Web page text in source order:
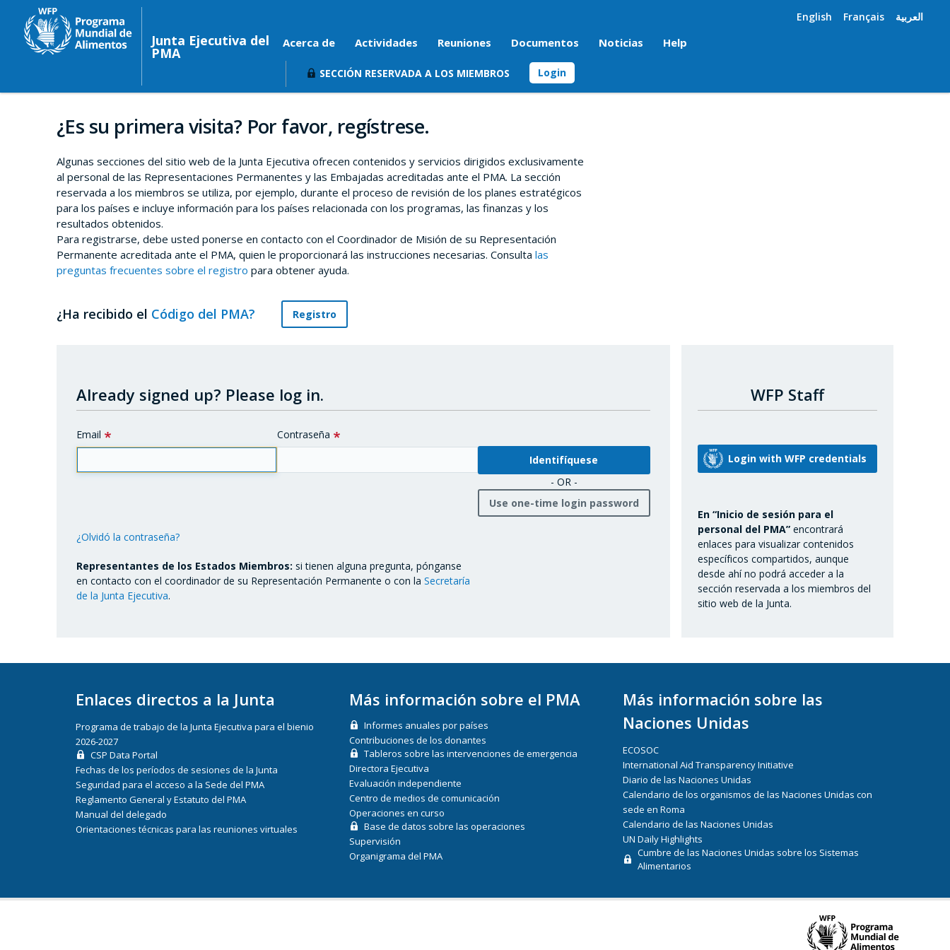
Junta Ejecutiva del
PMA
English Français العربية
Acerca de Actividades Reuniones Documentos Noticias Help
SECCIÓN RESERVADA A LOS MIEMBROS Login
¿Es su primera visita? Por favor, regístrese.
Algunas secciones del sitio web de la Junta Ejecutiva ofrecen contenidos y servicios dirigidos exclusivamente
al personal de las Representaciones Permanentes y las Embajadas acreditadas ante el PMA. La sección
reservada a los miembros se utiliza, por ejemplo, durante el proceso de revisión de los planes estratégicos
para los países e incluye información para los países relacionada con los programas, las finanzas y los
resultados obtenidos.
Para registrarse, debe usted ponerse en contacto con el Coordinador de Misión de su Representación
Permanente acreditada ante el PMA, quien le proporcionará las instrucciones necesarias. Consulta las
preguntas frecuentes sobre el registro para obtener ayuda.
¿Ha recibido el Código del PMA? Registro
WFP Staff
En “Inicio de sesión para el
personal del PMA” encontrará
enlaces para visualizar contenidos
específicos compartidos, aunque
desde ahí no podrá acceder a la
sección reservada a los miembros del
sitio web de la Junta.
Already signed up? Please log in.
Email Contraseña
- OR -
Use one-time login password
¿Olvidó la contraseña?
Representantes de los Estados Miembros: si tienen alguna pregunta, pónganse
en contacto con el coordinador de su Representación Permanente o con la Secretaría
de la Junta Ejecutiva.
Enlaces directos a la Junta
Programa de trabajo de la Junta Ejecutiva para el bienio
2026-2027
CSP Data Portal
Fechas de los períodos de sesiones de la Junta
Seguridad para el acceso a la Sede del PMA
Reglamento General y Estatuto del PMA
Manual del delegado
Orientaciones técnicas para las reuniones virtuales
Más información sobre el PMA
Informes anuales por países
Contribuciones de los donantes
Tableros sobre las intervenciones de emergencia
Directora Ejecutiva
Evaluación independiente
Centro de medios de comunicación
Operaciones en curso
Base de datos sobre las operaciones
Supervisión
Organigrama del PMA
Más información sobre las
Naciones Unidas
ECOSOC
International Aid Transparency Initiative
Diario de las Naciones Unidas
Calendario de los organismos de las Naciones Unidas con
sede en Roma
Calendario de las Naciones Unidas
UN Daily Highlights
Cumbre de las Naciones Unidas sobre los Sistemas
Alimentarios